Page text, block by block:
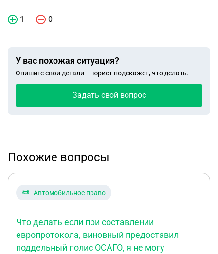
1 0
У вас похожая ситуация?
Опишите свои детали — юрист подскажет, что делать.
Задать свой вопрос
Похожие вопросы
Автомобильное право
Что делать если при составлении
европротокола, виновный предоставил
поддельный полис ОСАГО, я не могу